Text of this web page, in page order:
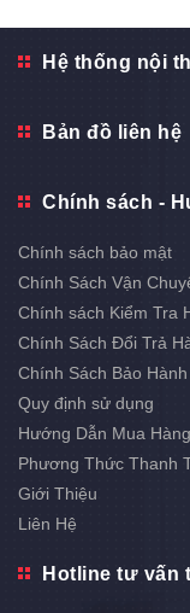
Hệ thống nội
Bản đồ liên hệ
Chính sách -
Chính sách bảo mật
Chính Sách Vận
Chính sách Kiểm Tra
Chính Sách Đổi Trả
Chính Sách Bảo Hành
Quy định sử dụng
Hướng Dẫn Mua Hàng
Phương Thức Thanh
Giới Thiệu
Liên Hệ
Hotline tư vấn